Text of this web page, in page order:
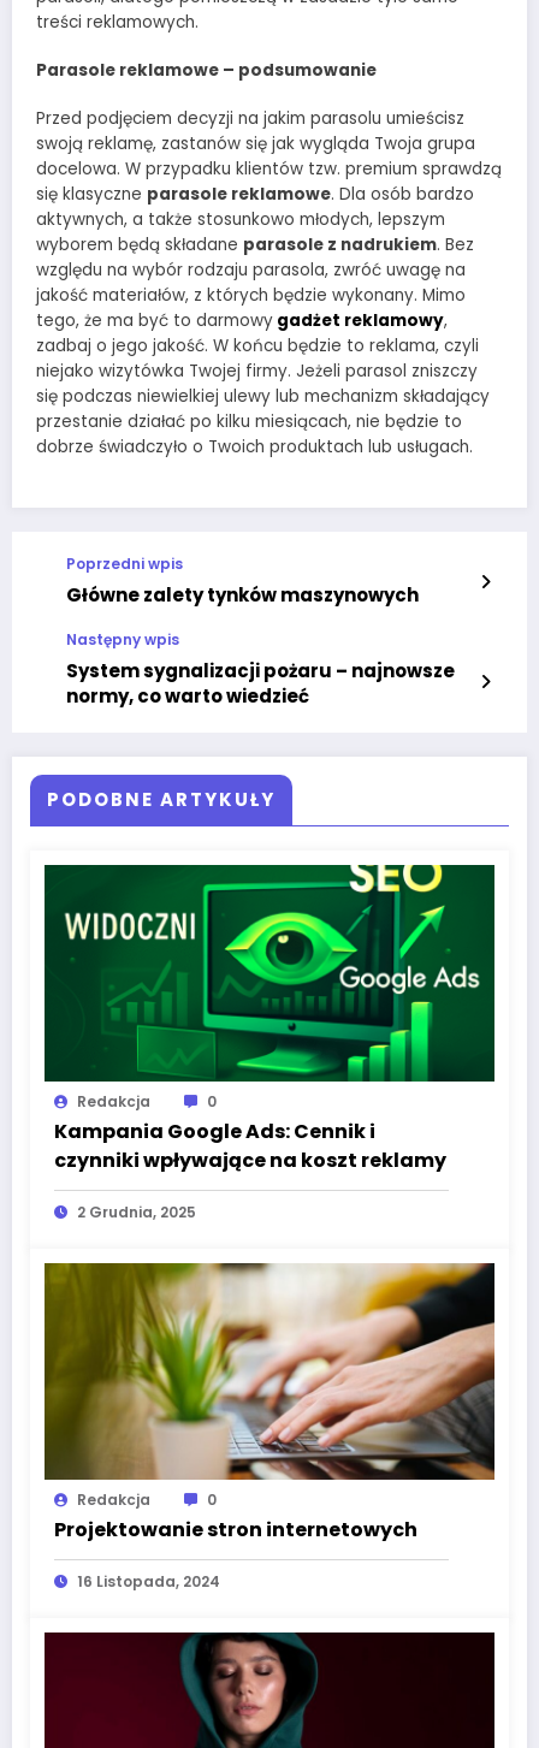
treści reklamowych.
Parasole reklamowe – podsumowanie
Przed podjęciem decyzji na jakim parasolu umieścisz
swoją reklamę, zastanów się jak wygląda Twoja grupa
docelowa. W przypadku klientów tzw. premium sprawdzą
się klasyczne parasole reklamowe. Dla osób bardzo
aktywnych, a także stosunkowo młodych, lepszym
wyborem będą składane parasole z nadrukiem. Bez
względu na wybór rodzaju parasola, zwróć uwagę na
jakość materiałów, z których będzie wykonany. Mimo
tego, że ma być to darmowy gadżet reklamowy,
zadbaj o jego jakość. W końcu będzie to reklama, czyli
niejako wizytówka Twojej firmy. Jeżeli parasol zniszczy
się podczas niewielkiej ulewy lub mechanizm składający
przestanie działać po kilku miesiącach, nie będzie to
dobrze świadczyło o Twoich produktach lub usługach.
Poprzedni wpis
Główne zalety tynków maszynowych
Następny wpis
System sygnalizacji pożaru – najnowsze
normy, co warto wiedzieć
PODOBNE ARTYKUŁY
Redakcja 0
Kampania Google Ads: Cennik i
czynniki wpływające na koszt reklamy
2 Grudnia, 2025
Redakcja 0
Projektowanie stron internetowych
16 Listopada, 2024